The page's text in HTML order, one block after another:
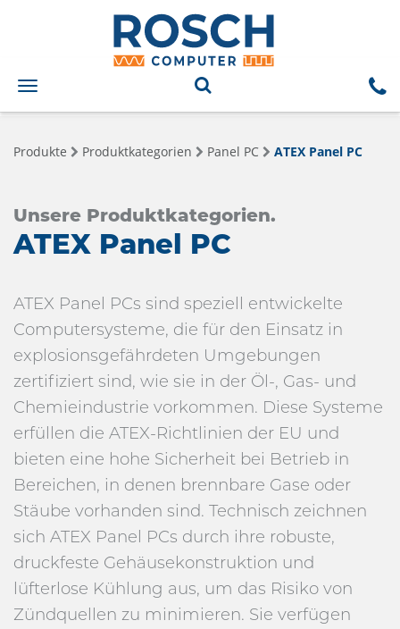
Toggle
navigation
Produkte Produktkategorien Panel PC ATEX Panel PC
Unsere Produktkategorien.
ATEX Panel PC
ATEX Panel PCs sind speziell entwickelte
Computersysteme, die für den Einsatz in
explosionsgefährdeten Umgebungen
zertifiziert sind, wie sie in der Öl-, Gas- und
Chemieindustrie vorkommen. Diese Systeme
erfüllen die ATEX-Richtlinien der EU und
bieten eine hohe Sicherheit bei Betrieb in
Bereichen, in denen brennbare Gase oder
Stäube vorhanden sind. Technisch zeichnen
sich ATEX Panel PCs durch ihre robuste,
druckfeste Gehäusekonstruktion und
lüfterlose Kühlung aus, um das Risiko von
Zündquellen zu minimieren. Sie verfügen